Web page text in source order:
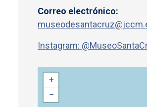
Correo electrónico:
Instagram:
+
−